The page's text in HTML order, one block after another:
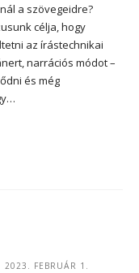
a szövegeidre?
célja, hogy
az írástechnikai
narrációs módot –
és még
2023. FEBRUÁR 1.